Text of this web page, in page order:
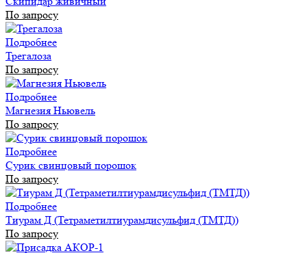
По запросу
Подробнее
Трегалоза
По запросу
Подробнее
Магнезия Ньювель
По запросу
Подробнее
Сурик свинцовый порошок
По запросу
Подробнее
Тиурам Д (Тетраметилтиурамдисульфид (ТМТД))
По запросу